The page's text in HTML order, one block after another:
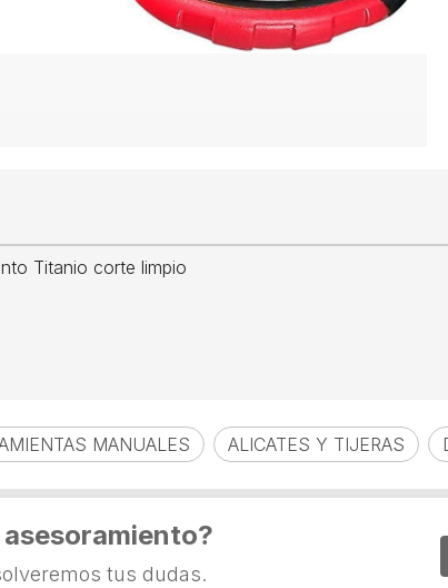
Titanio corte limpio
MANUALES ALICATES Y TIJERAS
tus dudas.